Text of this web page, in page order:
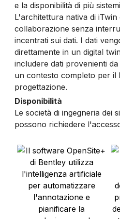
e la disponibilità di più
L'architettura nativa di
collaborazione senza
incentrati sui dati. I dati
direttamente in un digital
includere dati provenienti
un contesto completo per il
progettazione.
Disponibilità
Le società di ingegneria dei
possono richiedere